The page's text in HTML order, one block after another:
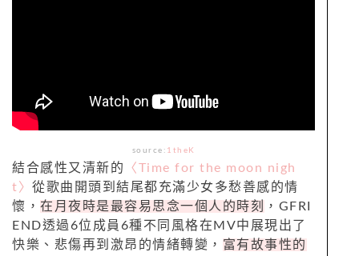
source: 1theK
結合感性又清新的
〈Time for the moon nigh
t〉 從歌曲開頭到結尾都充滿少女多愁善感的情
懷， 在月夜時是最容易思念一個人的時刻
，GFRI
END透過6位成員6種不同風格在MV中展現出了
快樂、悲傷再到激昂的情緒轉變， 富有故事性的